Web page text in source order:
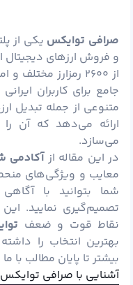
صرافی توایکس یکی از
و فروش ارزهای دیجیتال
از ۲۶۰۰
رمزارز مختلف و
جامع برای کاربران
متنوعی از جمله تبدیل
ارائه می‌دهد که آن را
می‌سازد.
در این مقاله ازآکادمی
معایب و ویژگی‌های
شما بتوانید با
تصمیم‌گیری نمایید.
نقاط قوت و ضعف
بهترین انتخاب را
بیشتر تا پایان مطالب با
آشنایی با صرافی توایکس